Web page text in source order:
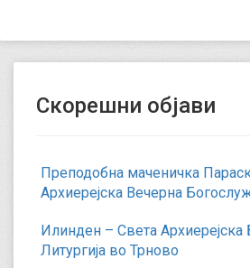
Скорешни објави
Преподобна маченичка
Архиерејска Вечерна
Илинден – Света
Литургија во Трново